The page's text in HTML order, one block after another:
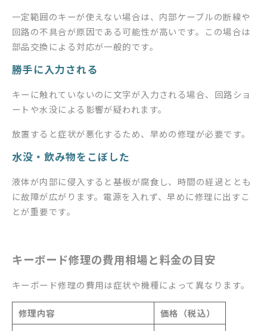
一定範囲のキーが使えない場合は、内部ケーブルの断線や
回路の不具合が原因である可能性が高いです。この場合は
部品交換による対応が一般的です。
勝手に入力される
キーに触れていないのに文字が入力される場合、回路ショ
ートや水没による影響が疑われます。
放置すると症状が悪化するため、早めの修理が必要です。
水没・飲み物をこぼした
液体が内部に侵入すると基板が腐食し、時間の経過ととも
に故障が広がります。電源を入れず、早めに修理に出すこ
とが重要です。
キーボード修理の費用相場と料金の目安
キーボード修理の費用は症状や機種によって異なります。
修理内容
価格（税込）